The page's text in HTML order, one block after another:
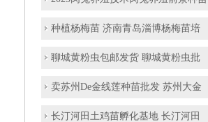
种植杨梅苗 济南青岛淄博杨梅苗培
聊城黄粉虫包邮发货 聊城黄粉虫批
卖苏州De金线莲种苗批发 苏州大金
长汀河田土鸡苗孵化基地 长汀河田